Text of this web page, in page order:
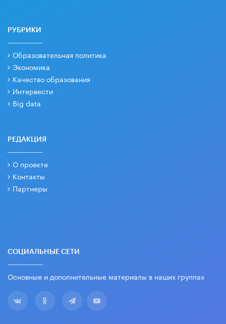
РУБРИКИ
Образовательная политика
Экономика
Качество образования
Интервести
Big data
РЕДАКЦИЯ
О проекте
Контакты
Партнеры
СОЦИАЛЬНЫЕ СЕТИ
Основные и дополнительные материалы в наших группах